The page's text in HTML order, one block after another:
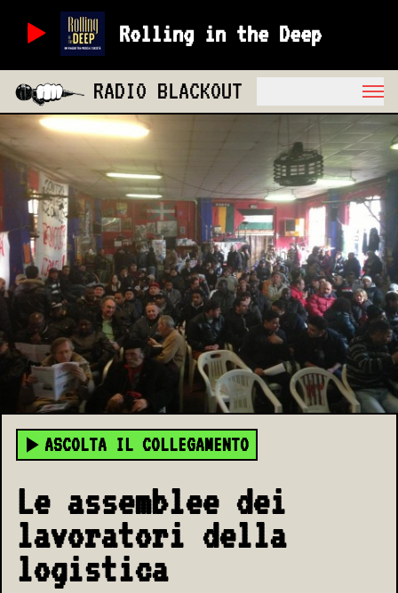
Rolling in the Deep
RADIO BLACKOUT
ASCOLTA IL COLLEGAMENTO
Le assemblee dei
lavoratori della
logistica